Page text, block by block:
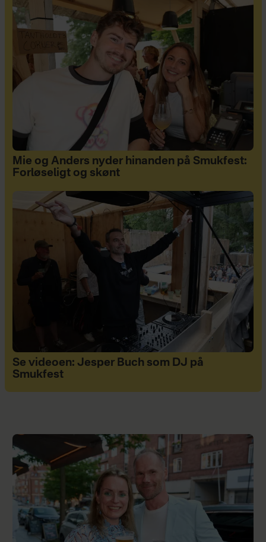
Mie og Anders nyder hinanden på Smukfest:
Forløseligt og skønt
Se videoen: Jesper Buch som DJ på
Smukfest